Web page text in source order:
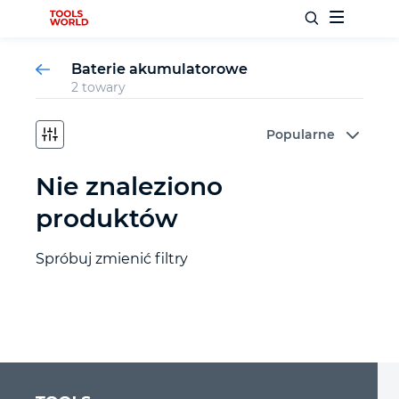
Nowości
Bestsellery
Narzędzia ślusarskie
Baterie akumulatorowe
2 towary
Popularne
Nie znaleziono
produktów
Spróbuj zmienić filtry